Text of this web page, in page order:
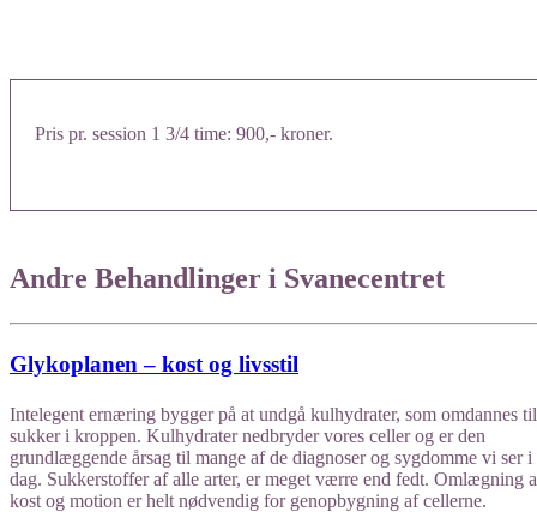
Pris pr. session 1 3/4 time: 900,- kroner.
Andre Behandlinger i Svanecentret
Glykoplanen – kost og livsstil
Intelegent ernæring bygger på at undgå kulhydrater, som omdannes til
sukker i kroppen. Kulhydrater nedbryder vores celler og er den
grundlæggende årsag til mange af de diagnoser og sygdomme vi ser i
dag. Sukkerstoffer af alle arter, er meget værre end fedt. Omlægning
kost og motion er helt nødvendig for genopbygning af cellerne.